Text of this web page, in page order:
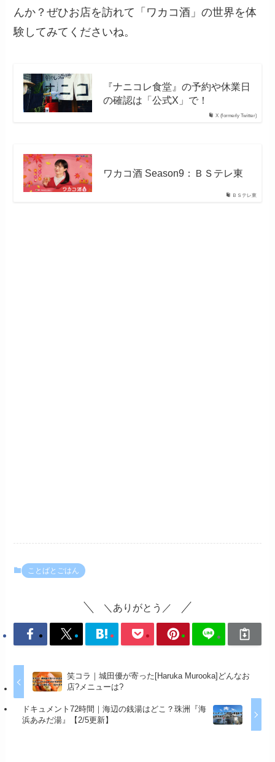
んか？ぜひお店を訪れて「ワカコ酒」の世界を体
験してみてくださいね。
X (formerly Twitter)
『ナニコレ食堂』の予約や休業日
の確認は「公式X」で！
ＢＳテレ東
ワカコ酒 Season9：ＢＳテレ東
ことばとごはん
＼ありがとう／
笑コラ｜城田優が寄った[Haruka Murooka]どんなお
店?メニューは?
ドキュメント72時間｜海辺の銭湯はどこ？珠洲『海
浜あみだ湯』【2/5更新】